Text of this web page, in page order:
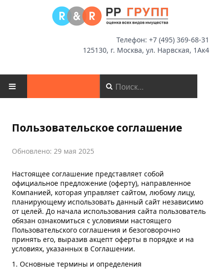
Телефон: +7 (495) 369-68-31
125130, г. Москва, ул. Нарвская, 1Ак4
О КОМПАНИИ
ОЦЕНКА
МСФО
КОНТАКТЫ
Пользовательское соглашение
Обновлено: 29 мая 2025
Настоящее соглашение представляет собой
официальное предложение (оферту), направленное
Компанией, которая управляет сайтом, любому лицу,
планирующему использовать данный сайт независимо
от целей. До начала использования сайта пользователь
обязан ознакомиться с условиями настоящего
Пользовательского соглашения и безоговорочно
принять его, выразив акцепт оферты в порядке и на
условиях, указанных в Соглашении.
1. Основные термины и определения